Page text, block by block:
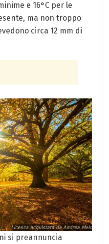
e 16°C per le
ma non troppo
circa 12 mm di
si preannuncia